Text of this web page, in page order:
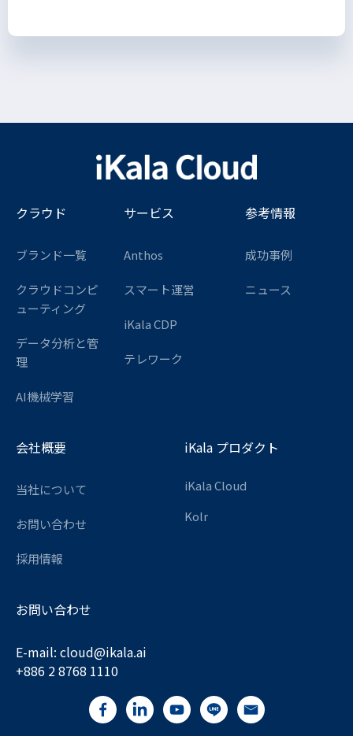
クラウド
ブランド一覧
クラウドコンピ
ューティング
データ分析と管
理
AI機械学習
サービス
Anthos
スマート運営
iKala CDP
テレワーク
参考情報
成功事例
ニュース
会社概要
当社について
お問い合わせ
採用情報
iKala プロダクト
iKala Cloud
Kolr
お問い合わせ
E-mail: cloud@ikala.ai
+886 2 8768 1110